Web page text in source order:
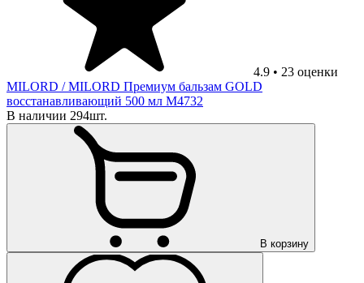
4.9 • 23 оценки
MILORD / MILORD Премиум бальзам GOLD
восстанавливающий 500 мл М4732
В наличии 294шт.
В корзину